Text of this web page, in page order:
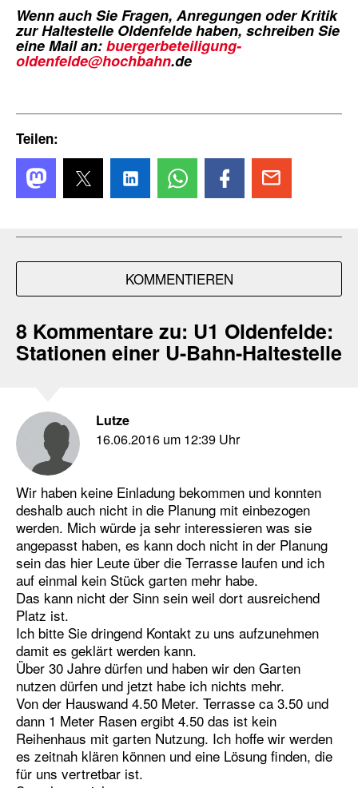
Wenn auch Sie Fragen, Anregungen oder Kritik
zur Haltestelle Oldenfelde haben, schreiben Sie
eine Mail an:buergerbeteiligung-
oldenfelde@hochbahn.de
Teilen:
KOMMENTIEREN
8 Kommentare zu: U1 Oldenfelde:
Stationen einer U-Bahn-Haltestelle
Lutze
16.06.2016 um 12:39 Uhr
Wir haben keine Einladung bekommen und konnten
deshalb auch nicht in die Planung mit einbezogen
werden. Mich würde ja sehr interessieren was sie
angepasst haben, es kann doch nicht in der Planung
sein das hier Leute über die Terrasse laufen und ich
auf einmal kein Stück garten mehr habe.
Das kann nicht der Sinn sein weil dort ausreichend
Platz ist.
Ich bitte Sie dringend Kontakt zu uns aufzunehmen
damit es geklärt werden kann.
Über 30 Jahre dürfen und haben wir den Garten
nutzen dürfen und jetzt habe ich nichts mehr.
Von der Hauswand 4.50 Meter. Terrasse ca 3.50 und
dann 1 Meter Rasen ergibt 4.50 das ist kein
Reihenhaus mit garten Nutzung. Ich hoffe wir werden
es zeitnah klären können und eine Lösung finden, die
für uns vertretbar ist.